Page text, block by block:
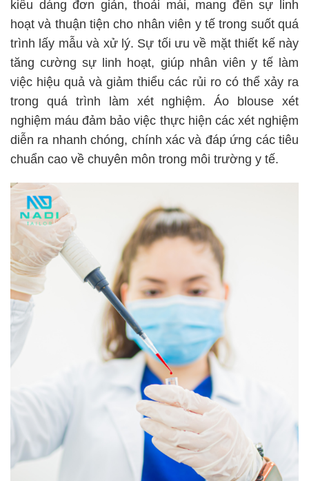
kiểu dáng đơn giản, thoải mái, mang đến sự linh
hoạt và thuận tiện cho nhân viên y tế trong suốt quá
trình lấy mẫu và xử lý. Sự tối ưu về mặt thiết kế này
tăng cường sự linh hoạt, giúp nhân viên y tế làm
việc hiệu quả và giảm thiểu các rủi ro có thể xảy ra
trong quá trình làm xét nghiệm. Áo blouse xét
nghiệm máu đảm bảo việc thực hiện các xét nghiệm
diễn ra nhanh chóng, chính xác và đáp ứng các tiêu
chuẩn cao về chuyên môn trong môi trường y tế.